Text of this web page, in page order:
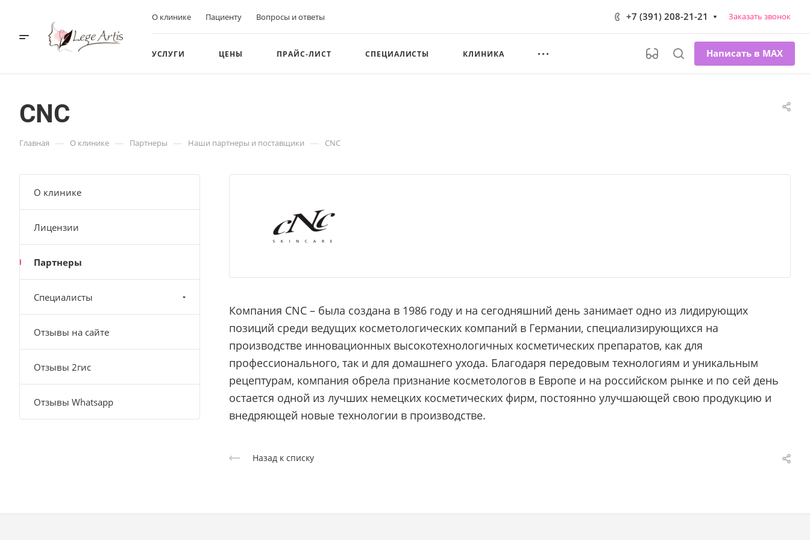
О клинике Пациенту Вопросы и ответы +7 (391) 208-21-21 Заказать звонок
УСЛУГИ ЦЕНЫ ПРАЙС-ЛИСТ СПЕЦИАЛИСТЫ КЛИНИКА Написать в MAX
CNC
Главная — О клинике — Партнеры — Наши партнеры и поставщики — CNC
Компания CNC – была создана в 1986 году и на сегодняшний день занимает одно из лидирующих
позиций среди ведущих косметологических компаний в Германии, специализирующихся на
производстве инновационных высокотехнологичных косметических препаратов, как для
профессионального, так и для домашнего ухода. Благодаря передовым технологиям и уникальным
рецептурам, компания обрела признание косметологов в Европе и на российском рынке и по сей день
остается одной из лучших немецких косметических фирм, постоянно улучшающей свою продукцию и
внедряющей новые технологии в производстве.
Назад к списку
О клинике
Лицензии
Партнеры
Специалисты
Отзывы на сайте
Отзывы 2гис
Отзывы Whatsapp